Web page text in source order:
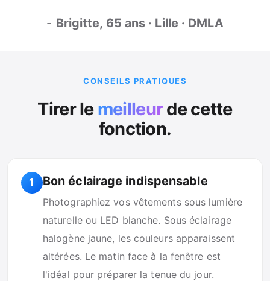
- Brigitte, 65 ans · Lille · DMLA
CONSEILS PRATIQUES
Tirer le meilleur de cette
fonction.
1 Bon éclairage indispensable
Photographiez vos vêtements sous lumière
naturelle ou LED blanche. Sous éclairage
halogène jaune, les couleurs apparaissent
altérées. Le matin face à la fenêtre est
l'idéal pour préparer la tenue du jour.